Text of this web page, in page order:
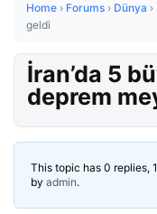
Home › Forums › Dünya ›
geldi
İran’da 5
deprem
This topic has 0 replies,
by admin.